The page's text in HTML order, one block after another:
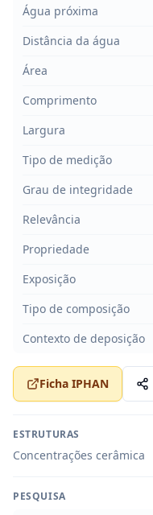
Água próxima
Distância da água
Área
Comprimento
Largura
Tipo de medição
Grau de integridade
Relevância
Propriedade
Exposição
Tipo de composição
Contexto de deposição
Ficha IPHAN
ESTRUTURAS
Concentrações cerâmica
PESQUISA